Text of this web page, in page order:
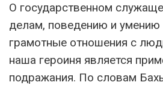
О государственном
делам, поведению и умению
грамотные отношения с
наша героиня является
подражания. По словам